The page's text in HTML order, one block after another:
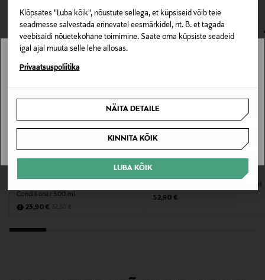
Klõpsates "Luba kõik", nõustute sellega, et küpsiseid võib teie
seadmesse salvestada erinevatel eesmärkidel, nt. B. et tagada
veebisaidi nõuetekohane toimimine. Saate oma küpsiste seadeid
igal ajal muuta selle lehe allosas.
Privaatsuspoliitika
NÄITA DETAILE
KINNITA KÕIK
LUBA KÕIK
Juuksetüüp
Niisutavad tooted
Suurus
Tootja
44, rue François 1er, 75008 Paris, France
E-POE TAGASTUSED
MYSTOCKMANN EELIS 26%
Conditioner 300 ml
Discounted Price
23,90 € Original Price
32,50 €
Palsam Volume Conditioner 300 ml
Original Price
52,90 €
Stockmann pole Sinu riigis saadaval.
SAAN ARU